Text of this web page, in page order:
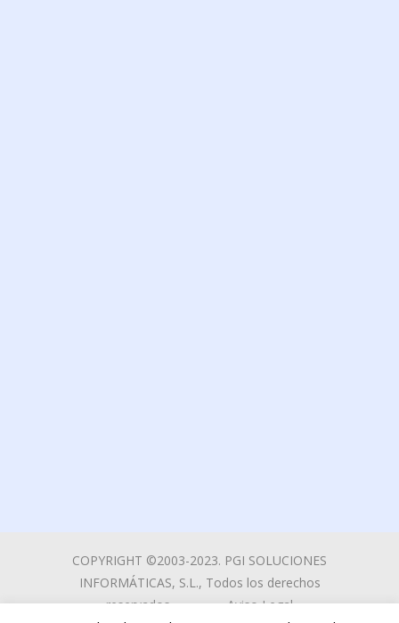
COPYRIGHT ©2003-2023. PGI SOLUCIONES
INFORMÁTICAS, S.L., Todos los derechos
reservadosAviso Legal